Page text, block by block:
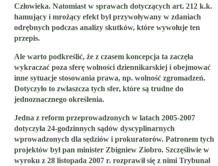
Człowieka. Natomiast w sprawach dotyczących art. 212 k.k.
hamujący i mrożący efekt był przywoływany w zdaniach
odrębnych podczas analizy skutków, które wywołuje ten
przepis.
Ale warto podkreślić, że z czasem koncepcja ta zaczęła
wykraczać poza sferę wolności dziennikarskiej i obejmować
inne sytuacje stosowania prawa, np. wolność zgromadzeń.
Dotyczyło to zwłaszcza tych sfer, które są trudne do
jednoznacznego określenia.
Jedna z reform przeprowadzonych w latach 2005-2007
dotyczyła 24-godzinnych sądów dyscyplinarnych
wprowadzonych dla sędziów i prokuratorów. Patronem tych
projektów był pan minister Zbigniew Ziobro. Szczęśliwie w
wyroku z 28 listopada 2007 r. rozprawił się z nimi Trybunał